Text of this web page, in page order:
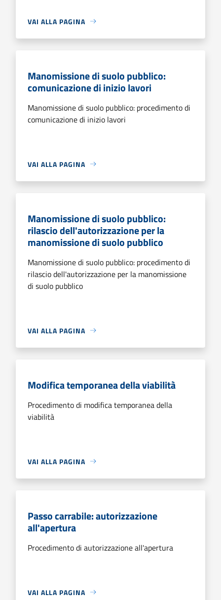
VAI ALLA PAGINA
Manomissione di suolo pubblico:
comunicazione di inizio lavori
Manomissione di suolo pubblico: procedimento di
comunicazione di inizio lavori
VAI ALLA PAGINA
Manomissione di suolo pubblico:
rilascio dell'autorizzazione per la
manomissione di suolo pubblico
Manomissione di suolo pubblico: procedimento di
rilascio dell'autorizzazione per la manomissione
di suolo pubblico
VAI ALLA PAGINA
Modifica temporanea della viabilità
Procedimento di modifica temporanea della
viabilità
VAI ALLA PAGINA
Passo carrabile: autorizzazione
all'apertura
Procedimento di autorizzazione all'apertura
VAI ALLA PAGINA